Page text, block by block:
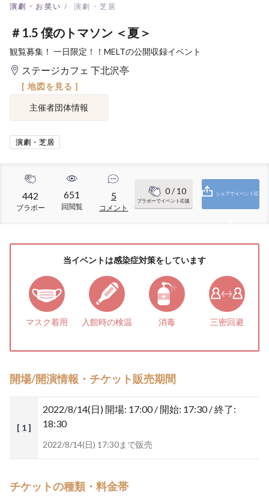
演劇・お笑い 演劇・芝居
＃1.5 僕のトマソン ＜夏＞
観覧募集！ 一日限定！！MELTの公開収録イベント
ステージカフェ 下北沢亭
[ 地図を見る ]
主催者団体情報
演劇・芝居
442
ブラボー
651
回閲覧
5
コメント
0/ 10
ブラボーでイベント応援
シェアでイベント応
当イベントは感染症対策をしています
マスク着用 入館時の検温 消毒 三密回避
開場/開演情報・チケット販売期間
[ 1 ]
2022/8/14(日) 開場: 17:00 / 開始: 17:30 / 終了:
18:30
2022/8/14(日) 17:30まで販売
チケットの種類・料金帯